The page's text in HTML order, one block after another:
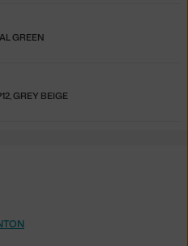
GREEN
GREY BEIGE